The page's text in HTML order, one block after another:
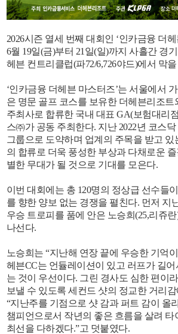
2026시즌 열세 번째 대회인 ‘인카금융 더
6월 19일(금)부터 21일(일)까지 사흘간 경
헤븐 컨트리클럽(파72/6,726야드)에서 막
‘인카금융 더헤븐 마스터즈’는 서울에서
은 명문 골프 코스를 보유한 더헤븐리조트
주최사로 합류한 국내 대표 GA(보험대리
스㈜가 공동 주최한다. 지난 2022년 코스
그룹으로 도약하며 업계의 주목을 받고
의 합류로 더욱 풍성한 부상과 다채로운
별한 무대가 될 것으로 기대를 모은다.
이번 대회에는 총 120명의 정상급 선수들
를 향한 양보 없는 경쟁을 펼친다. 먼저 지
우승 트로피를 품에 안은 노승희(25,리쥬
나선다.
노승희는 “지난해 연장 끝에 우승한 기억
헤븐CC는 언듈레이션이 있고 러프가 길어
는 것이 우선이다. 그린 경사도 심한 편이
보낼 수 있도록 세컨드 샷의 정교한 거리
“지난주를 기점으로 샷 감과 퍼트 감이 올
챔피언으로서 작년의 좋은 흐름을 살려 타
최선을 다하겠다.”고 덧붙였다.